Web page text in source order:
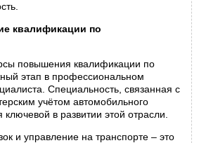
квалификации по
повышения квалификации по
этап в профессиональном
Специальность, связанная с
учётом автомобильного
ключевой в развитии этой отрасли.
и управление на транспорте – это